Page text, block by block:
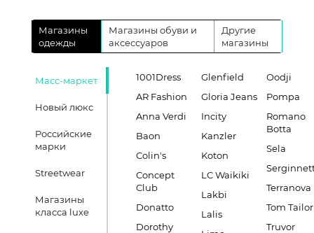
Магазины
одежды
Магазины обуви и
аксессуаров
Другие
магазины
Масс-маркет
Новый люкс
Российские
марки
Streetwear
Магазины
класса luxe
1001Dress
AR Fashion
Anna Verdi
Baon
Colin's
Concept
Club
Donatto
Dorothy
Glenfield
Gloria Jeans
Incity
Kanzler
Koton
LC Waikiki
Lakbi
Lalis
Oodji
Pompa
Romano
Botta
Sela
Terranova
Tom Tailor
Truvor